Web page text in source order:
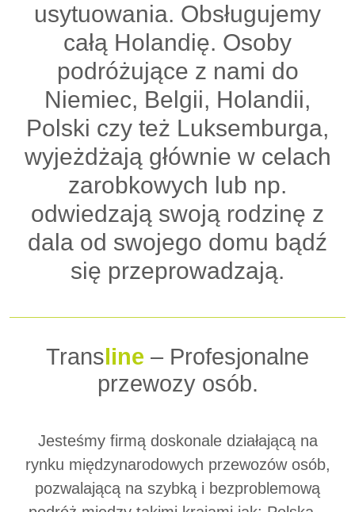
usytuowania. Obsługujemy
całą Holandię. Osoby
podróżujące z nami do
Niemiec, Belgii, Holandii,
Polski czy też Luksemburga,
wyjeżdżają głównie w celach
zarobkowych lub np.
odwiedzają swoją rodzinę z
dala od swojego domu bądź
się przeprowadzają.
Transline – Profesjonalne
przewozy osób.
Jesteśmy firmą doskonale działającą na
rynku międzynarodowych przewozów osób,
pozwalającą na szybką i bezproblemową